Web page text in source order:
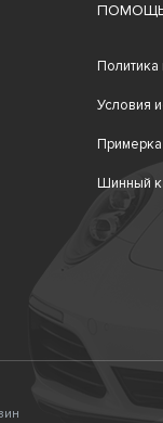
Условия
Шинный